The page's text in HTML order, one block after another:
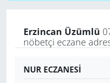
Erzincan Üzümlü
nöbetçi eczane
NUR ECZANESİ
SPOR
Yerel